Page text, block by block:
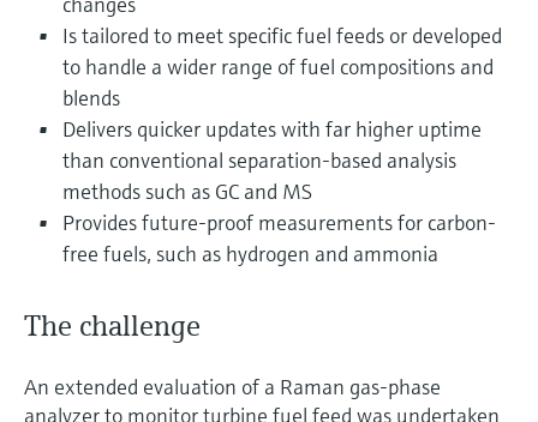
заводской таблички Endress+Hauser и
получите доступ к подробной информации
по этому прибору (инструкции по
эксплуатации, техописание, замещающие
продукты и данные о запчастях).
Поиск запасных частей
Найти запасные части по корневому
продукту, коду заказа или серийному
номеру
прозрачности технологических
процессов на уровне принятия
решений
Is tailored to meet specific fuel feeds or developed
to handle a wider range of fuel compositions and
blends
Delivers quicker updates with far higher uptime
than conventional separation-based analysis
methods such as GC and MS
Provides future-proof measurements for carbon-
free fuels, such as hydrogen and ammonia
The challenge
An extended evaluation of a Raman gas-phase
analyzer to monitor turbine fuel feed was undertaken